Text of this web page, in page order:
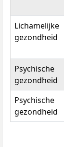
Lichamelijke
gezondheid
Psychische
gezondheid
Psychische
gezondheid